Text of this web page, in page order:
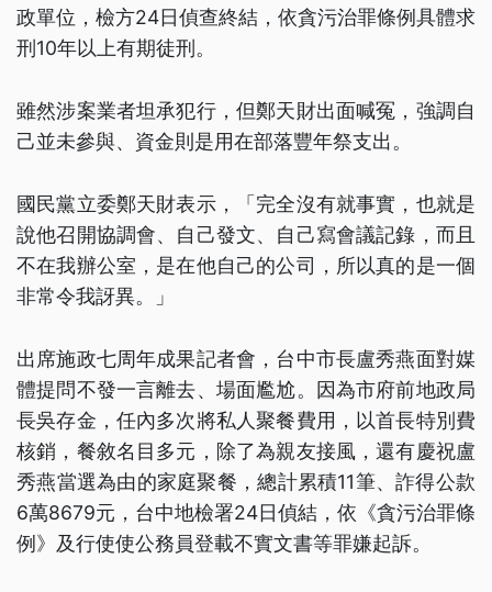
政單位，檢方24日偵查終結，依貪污治罪條例具體求
刑10年以上有期徒刑。
雖然涉案業者坦承犯行，但鄭天財出面喊冤，強調自
己並未參與、資金則是用在部落豐年祭支出。
國民黨立委鄭天財表示，「完全沒有就事實，也就是
說他召開協調會、自己發文、自己寫會議記錄，而且
不在我辦公室，是在他自己的公司，所以真的是一個
非常令我訝異。」
出席施政七周年成果記者會，台中市長盧秀燕面對媒
體提問不發一言離去、場面尷尬。因為市府前地政局
長吳存金，任內多次將私人聚餐費用，以首長特別費
核銷，餐敘名目多元，除了為親友接風，還有慶祝盧
秀燕當選為由的家庭聚餐，總計累積11筆、詐得公款
6萬8679元，台中地檢署24日偵結，依《貪污治罪條
例》及行使使公務員登載不實文書等罪嫌起訴。